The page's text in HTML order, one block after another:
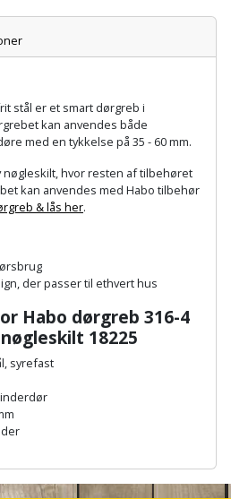
stål er et smart dørgreb i
kan anvendes både
med en tykkelse på 35 - 60 mm.
hvor resten af tilbehøret
kan anvendes med Habo tilbehør
& lås her.
der passer til ethvert hus
Habo dørgreb 316-4
18225
syrefast